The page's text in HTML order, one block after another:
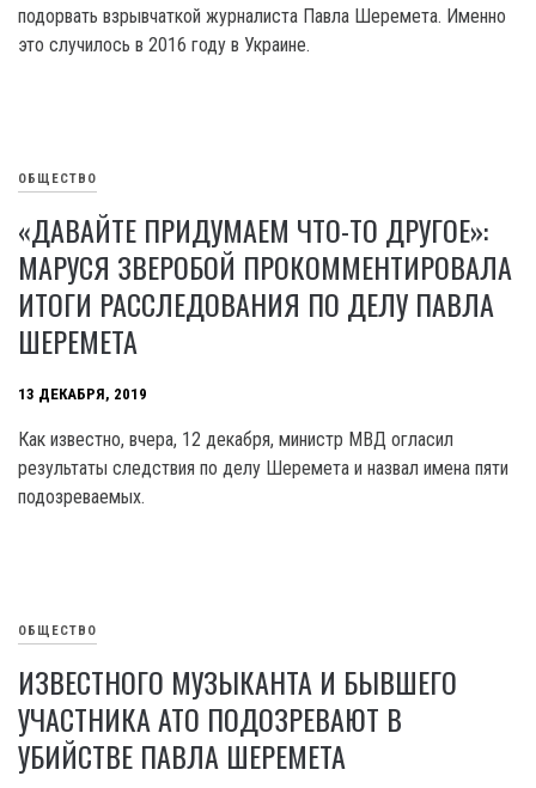
подорвать взрывчаткой журналиста Павла Шеремета. Именно
это случилось в 2016 году в Украине.
ОБЩЕСТВО
«ДАВАЙТЕ ПРИДУМАЕМ ЧТО-ТО ДРУГОЕ»:
МАРУСЯ ЗВЕРОБОЙ ПРОКОММЕНТИРОВАЛА
ИТОГИ РАССЛЕДОВАНИЯ ПО ДЕЛУ ПАВЛА
ШЕРЕМЕТА
13 ДЕКАБРЯ, 2019
Как известно, вчера, 12 декабря, министр МВД огласил
результаты следствия по делу Шеремета и назвал имена пяти
подозреваемых.
ОБЩЕСТВО
ИЗВЕСТНОГО МУЗЫКАНТА И БЫВШЕГО
УЧАСТНИКА АТО ПОДОЗРЕВАЮТ В
УБИЙСТВЕ ПАВЛА ШЕРЕМЕТА